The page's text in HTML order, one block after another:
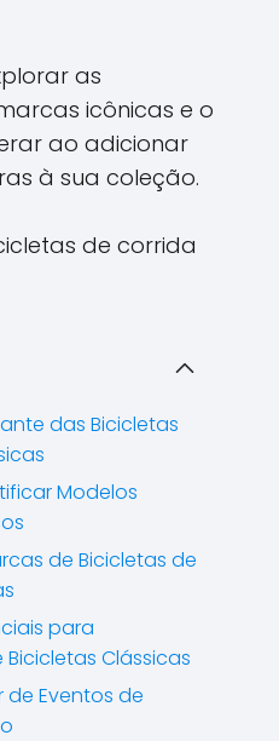
as
icônicas e o
ao adicionar
à sua coleção.
das Bicicletas
Modelos
de Bicicletas de
para
Clássicas
Eventos de